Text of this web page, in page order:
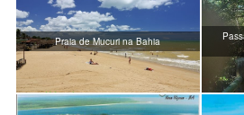
Praia de Mucuri na Bahia